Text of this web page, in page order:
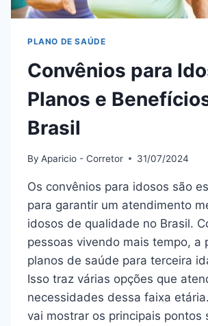
PLANO DE SAÚDE
Convênios para
Planos e
Brasil
By Aparicio - Corretor 31/07/2024
Os convênios para idosos são
para garantir um atendimento
idosos de qualidade no Brasil.
pessoas vivendo mais tempo, a
planos de saúde para terceira
Isso traz várias opções que
necessidades dessa faixa
vai mostrar os principais pontos